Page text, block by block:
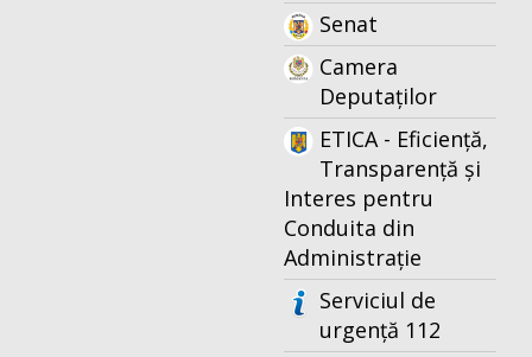
Senat
Camera
Deputaților
ETICA - Eficiență,
Transparență și
Interes pentru
Conduita din
Administrație
Serviciul de
urgență 112